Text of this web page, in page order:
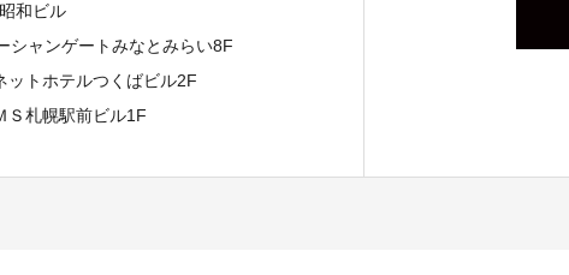
和ビル
シャンゲートみなとみらい8F
ットホテルつくばビル2F
Ｓ札幌駅前ビル1F